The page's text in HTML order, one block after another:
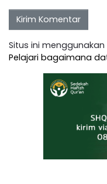
Situs ini
Pelajari bagaimana